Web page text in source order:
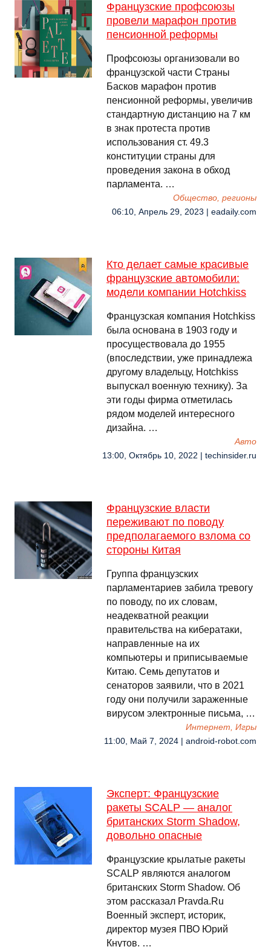
Французские профсоюзы
провели марафон против
пенсионной реформы
Профсоюзы организовали во
французской части Страны
Басков марафон против
пенсионной реформы, увеличив
стандартную дистанцию на 7 км
в знак протеста против
использования ст. 49.3
конституции страны для
проведения закона в обход
парламента. …
Общество, регионы
06:10, Апрель 29, 2023 | eadaily.com
Кто делает самые красивые
французские автомобили:
модели компании Hotchkiss
Французская компания Hotchkiss
была основана в 1903 году и
просуществовала до 1955
(впоследствии, уже принадлежа
другому владельцу, Hotchkiss
выпускал военную технику). За
эти годы фирма отметилась
рядом моделей интересного
дизайна. …
Авто
13:00, Октябрь 10, 2022 | techinsider.ru
Французские власти
переживают по поводу
предполагаемого взлома со
стороны Китая
Группа французских
парламентариев забила тревогу
по поводу, по их словам,
неадекватной реакции
правительства на кибератаки,
направленные на их
компьютеры и приписываемые
Китаю. Семь депутатов и
сенаторов заявили, что в 2021
году они получили зараженные
вирусом электронные письма, …
Интернет, Игры
11:00, Май 7, 2024 | android-robot.com
Эксперт: Французские
ракеты SCALP — аналог
британских Storm Shadow,
довольно опасные
Французские крылатые ракеты
SCALP являются аналогом
британских Storm Shadow. Об
этом рассказал Pravda.Ru
Военный эксперт, историк,
директор музея ПВО Юрий
Кнутов. …